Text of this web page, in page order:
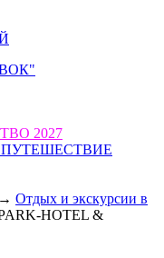
2027
→ Отдых и экскурсии в
HOTEL &